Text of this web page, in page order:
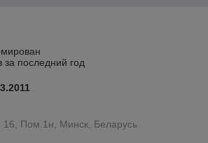
последний год
16, Пом.1н, Минск, Беларусь